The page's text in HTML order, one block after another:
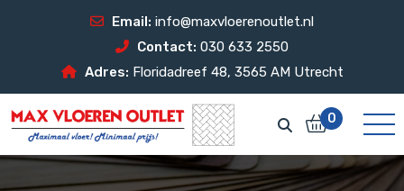
Email: info@maxvloerenoutlet.nl
Contact: 030 633 2550
Adres: Floridadreef 48, 3565 AM Utrecht
0